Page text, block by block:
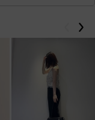
戻る